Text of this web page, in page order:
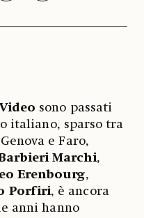
sono passati
italiano, sparso tra
e Faro,
Marchi,
Erenbourg,
Porfiri, è ancora
anni hanno